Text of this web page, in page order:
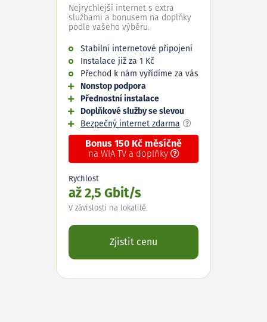
Nejrychlejší internet s extra
službami a bonusem na doplňky
podle vašeho výběru.
Stabilní internetové připojení
Instalace již za 1 Kč
Přechod k nám vyřídíme za vás
Nonstop podpora
Přednostní instalace
Doplňkové služby se slevou
Bezpečný internet zdarma
Bonus 150 Kč měsíčně
na WIA TV a doplňky
Rychlost
až 2,5 Gbit/s
V závislosti na lokalitě.
Zjistit cenu